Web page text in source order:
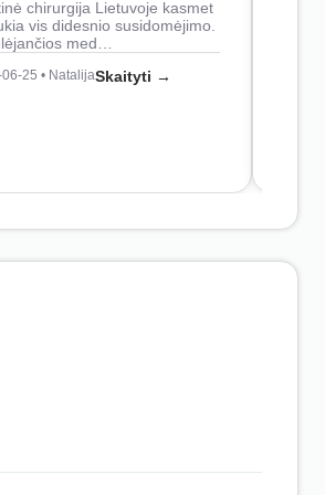
chirurgija Lietuvoje kasmet
vis didesnio susidomėjimo.
med…
25 • NatalijaSkaityti →